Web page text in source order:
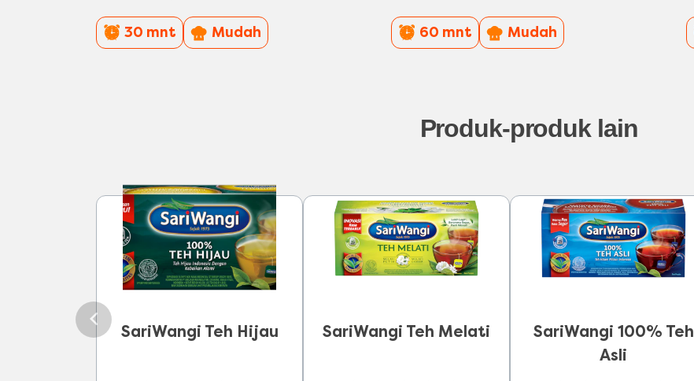
PreparationTime
30 mnt Difficulty
Mudah PreparationTime
60 mnt Difficulty
Mudah
Produk-produk lain
SariWangi Teh Hijau SariWangi Teh Melati
SariWangi 100% Teh
Asli